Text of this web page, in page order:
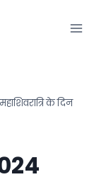
के दिन